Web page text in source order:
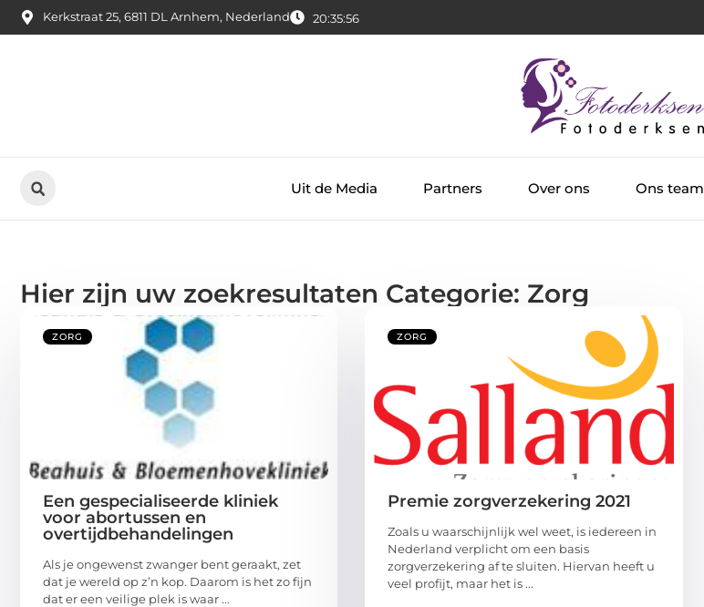
Kerkstraat 25, 6811 DL Arnhem, Nederland 20:35:56
Uit de Media Partners Over ons Ons team
Hier zijn uw zoekresultaten Categorie: Zorg
ZORG
Een gespecialiseerde kliniek
voor abortussen en
overtijdbehandelingen
Als je ongewenst zwanger bent geraakt, zet
dat je wereld op z’n kop. Daarom is het zo fijn
dat er een veilige plek is waar ...
ZORG
Premie zorgverzekering 2021
Zoals u waarschijnlijk wel weet, is iedereen in
Nederland verplicht om een basis
zorgverzekering af te sluiten. Hiervan heeft u
veel profijt, maar het is ...